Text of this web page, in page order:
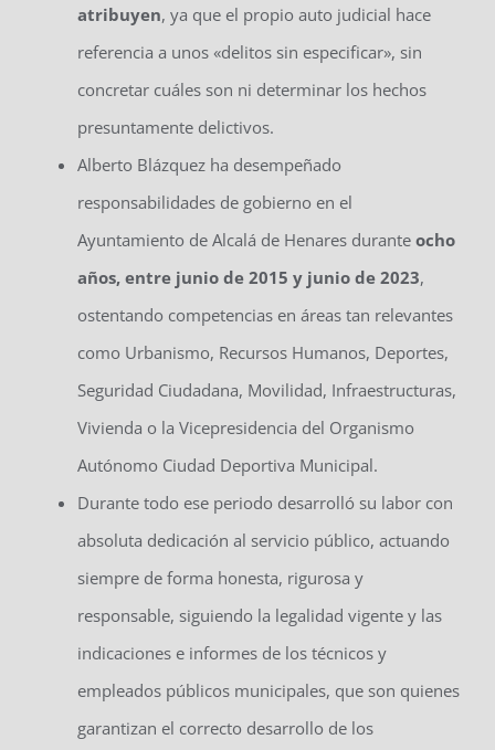
atribuyen, ya que el propio auto judicial hace
referencia a unos «delitos sin especificar», sin
concretar cuáles son ni determinar los hechos
presuntamente delictivos.
Alberto Blázquez ha desempeñado
responsabilidades de gobierno en el
Ayuntamiento de Alcalá de Henares durante ocho
años, entre junio de 2015 y junio de 2023,
ostentando competencias en áreas tan relevantes
como Urbanismo, Recursos Humanos, Deportes,
Seguridad Ciudadana, Movilidad, Infraestructuras,
Vivienda o la Vicepresidencia del Organismo
Autónomo Ciudad Deportiva Municipal.
Durante todo ese periodo desarrolló su labor con
absoluta dedicación al servicio público, actuando
siempre de forma honesta, rigurosa y
responsable, siguiendo la legalidad vigente y las
indicaciones e informes de los técnicos y
empleados públicos municipales, que son quienes
garantizan el correcto desarrollo de los